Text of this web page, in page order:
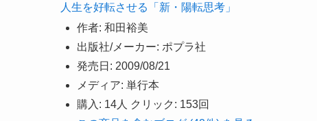
人生を好転させる「新・陽転思考」
作者: 和田裕美
出版社/メーカー: ポプラ社
発売日: 2009/08/21
メディア: 単行本
購入 : 14人 クリック : 153回